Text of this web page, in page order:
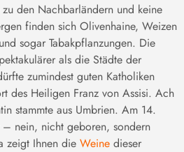
den Nachbarländern und keine
finden sich Olivenhaine, Weizen
sogar Tabakpflanzungen. Die
als die Städte der
zumindest guten Katholiken
des Heiligen Franz von Assisi. Ach
stammte aus Umbrien. Am 14.
– nein, nicht geboren, sondern
zeigt Ihnen die Weine dieser